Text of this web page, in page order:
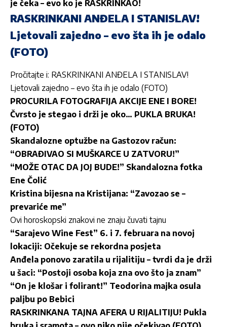
je čeka – evo ko je RASKRINKAO!
RASKRINKANI ANĐELA I STANISLAV!
Ljetovali zajedno – evo šta ih je odalo
(FOTO)
Pročitajte i: RASKRINKANI ANĐELA I STANISLAV!
Ljetovali zajedno – evo šta ih je odalo (FOTO)
PROCURILA FOTOGRAFIJA AKCIJE ENE I BORE!
Čvrsto je stegao i drži je oko… PUKLA BRUKA!
(FOTO)
Skandalozne optužbe na Gastozov račun:
“OBRAĐIVAO SI MUŠKARCE U ZATVORU!”
“MOŽE OTAC DA JOJ BUDE!” Skandalozna fotka
Ene Čolić
Kristina bijesna na Kristijana: “Zavozao se –
prevariće me”
Ovi horoskopski znakovi ne znaju čuvati tajnu
“Sarajevo Wine Fest” 6. i 7. februara na novoj
lokaciji: Očekuje se rekordna posjeta
Anđela ponovo zaratila u rijalitiju – tvrdi da je drži
u šaci: “Postoji osoba koja zna ovo što ja znam”
“On je klošar i folirant!” Teodorina majka osula
paljbu po Bebici
RASKRINKANA TAJNA AFERA U RIJALITIJU! Pukla